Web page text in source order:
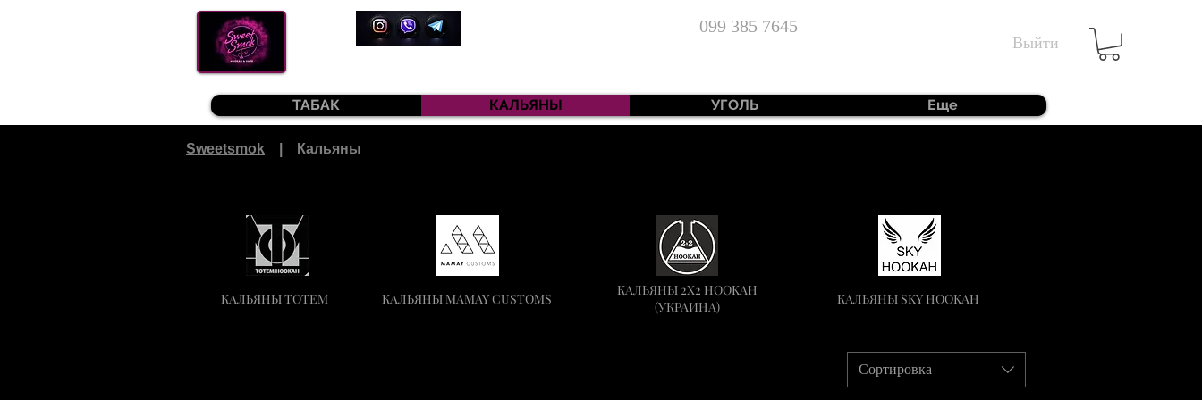
099 385 7645
Выйти
ТАБАК КАЛЬЯНЫ УГОЛЬ Еще
Sweetsmok | Кальяны
КАЛЬЯНЫ TOTEM КАЛЬЯНЫ MAMAY CUSTOMS
КАЛЬЯНЫ 2X2 HOOKAH
(УКРАИНА)
КАЛЬЯНЫ SKY HOOKAH
Сортировка